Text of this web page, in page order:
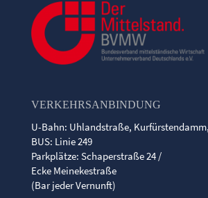
VERKEHRSANBINDUNG
U-Bahn: Uhlandstraße,
BUS: Linie 249
Parkplätze: Schaperstraße 24 /
Ecke Meinekestraße
(Bar jeder Vernunft)